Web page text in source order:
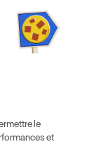
entre
conduire en
de octobre
situées en
vous souhaitez
à l'Article 6
le
et